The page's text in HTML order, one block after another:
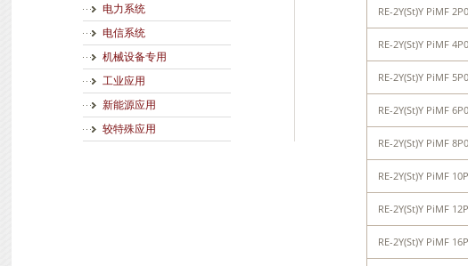
电力系统
电信系统
机械设备专用
工业应用
新能源应用
较特殊应用
RE-2Y(St)Y PiMF
RE-2Y(St)Y PiMF
RE-2Y(St)Y PiMF
RE-2Y(St)Y PiMF
RE-2Y(St)Y PiMF
RE-2Y(St)Y PiMF
RE-2Y(St)Y PiMF
RE-2Y(St)Y PiMF